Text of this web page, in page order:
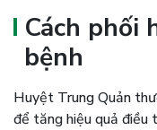
Cách phối
bệnh
Huyệt Trung Quản
để tăng hiệu quả điều